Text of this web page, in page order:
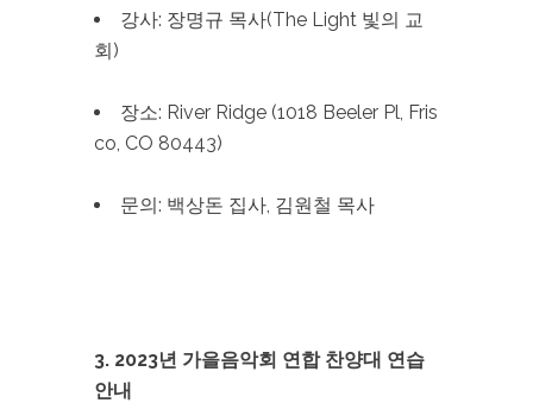
강사: 장명규 목사(The Light 빛의 교
회)
장소: River Ridge (1018 Beeler Pl, Fris
co, CO 80443)
문의: 백상돈 집사, 김원철 목사
3. 2023년 가을음악회 연합 찬양대 연습
안내